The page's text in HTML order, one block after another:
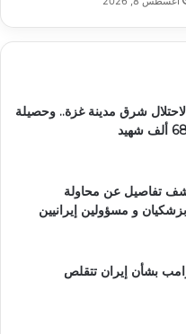
شرق مدينة غزة.. وحصيلة
تفاصيل عن محاولة
و مسؤولين إيرانيين
بشأن إيران تتقلص